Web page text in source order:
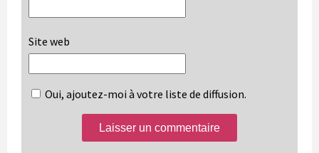
Site web
Oui, ajoutez-moi à votre liste de diffusion.